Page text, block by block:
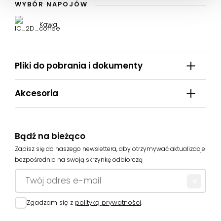
WYBÓR NAPOJÓW
Kawa
Pliki do pobrania i dokumenty
Akcesoria
Bądź na bieżąco
Zapisz się do naszego newslettera, aby otrzymywać aktualizacje
bezpośrednio na swoją skrzynkę odbiorczą
E-mail
Zgoda
Zgadzam się z polityką prywatności.